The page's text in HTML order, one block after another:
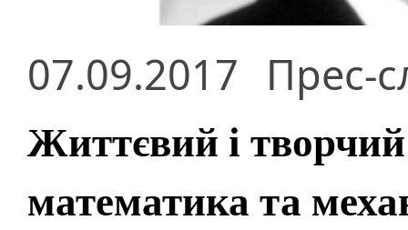
07.09.2017 Прес-
Життєвий і
математика та